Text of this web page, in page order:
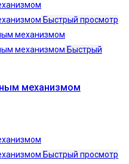
Быстрый просмотр
Быстрый
механизмом
Быстрый просмотр